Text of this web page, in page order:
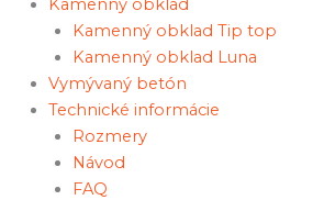
Kamenný obklad
Kamenný obklad Tip top
Kamenný obklad Luna
Vymývaný betón
Technické informácie
Rozmery
Návod
FAQ